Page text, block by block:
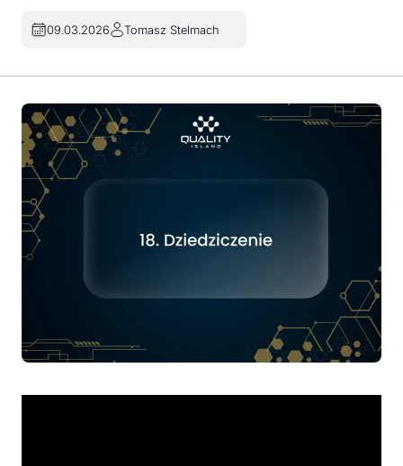
09.03.2026 Tomasz Stelmach